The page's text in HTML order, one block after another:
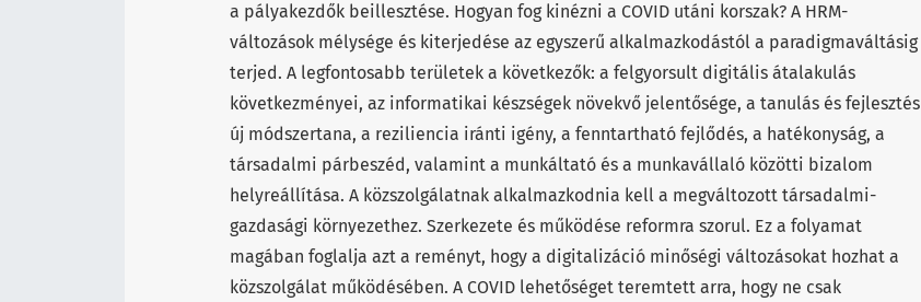
a pályakezdők beillesztése. Hogyan fog kinézni a COVID utáni korszak? A HRM-
változások mélysége és kiterjedése az egyszerű alkalmazkodástól a paradigmaváltásig
terjed. A legfontosabb területek a következők: a felgyorsult digitális átalakulás
következményei, az informatikai készségek növekvő jelentősége, a tanulás és fejlesztés
új módszertana, a reziliencia iránti igény, a fenntartható fejlődés, a hatékonyság, a
társadalmi párbeszéd, valamint a munkáltató és a munkavállaló közötti bizalom
helyreállítása. A közszolgálatnak alkalmazkodnia kell a megváltozott társadalmi-
gazdasági környezethez. Szerkezete és működése reformra szorul. Ez a folyamat
magában foglalja azt a reményt, hogy a digitalizáció minőségi változásokat hozhat a
közszolgálat működésében. A COVID lehetőséget teremtett arra, hogy ne csak